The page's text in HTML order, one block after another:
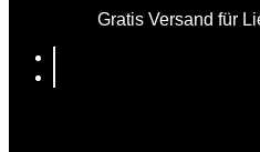
Gratis Versand für